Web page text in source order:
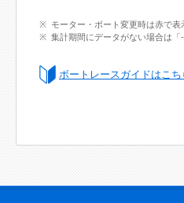
モーター・ボート変更時は赤で表
集計期間にデータがない場合は「-
ボートレースガイドはこち